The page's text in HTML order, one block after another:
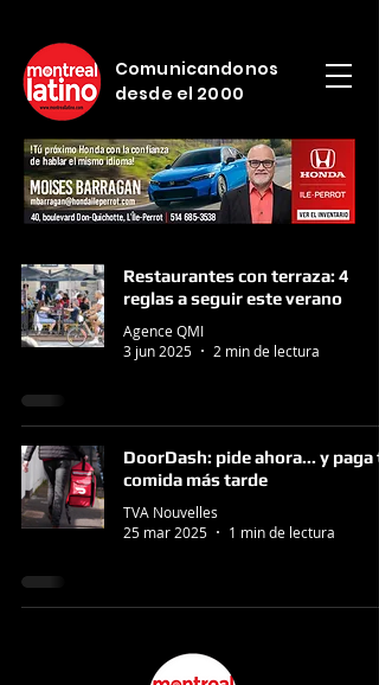
Comunicandonos
desde el 2000
Restaurantes con terraza: 4
reglas a seguir este verano
Agence QMI
3 jun 2025
2 min de lectura
DoorDash: pide ahora... y paga
comida más tarde
TVA Nouvelles
25 mar 2025
1 min de lectura